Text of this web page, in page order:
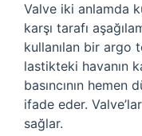
Valve iki anlamda
karşı tarafı
kullanılan bir argo
lastikteki havanın
basıncının hemen
ifade eder.
sağlar.